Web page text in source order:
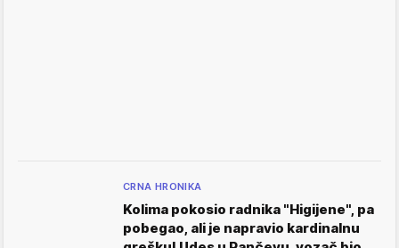
CRNA HRONIKA
Kolima pokosio radnika "Higijene", pa
pobegao, ali je napravio kardinalnu